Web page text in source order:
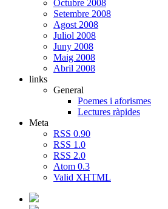
Octubre 2008
Setembre 2008
Agost 2008
Juliol 2008
Juny 2008
Maig 2008
Abril 2008
links
General
Poemes i aforismes
Lectures ràpides
Meta
RSS 0.90
RSS 1.0
RSS 2.0
Atom 0.3
Valid XHTML